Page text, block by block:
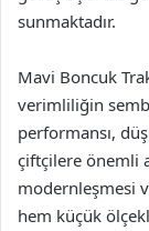
sunmaktadır.
Mavi Boncuk
verimliliğin
performansı,
çiftçilere önemli
modernleşmesi
hem küçük